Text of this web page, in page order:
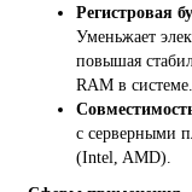
Регистровая
Уменьжает
повышая
RAM в системе.
с серверными
(Intel, AMD).